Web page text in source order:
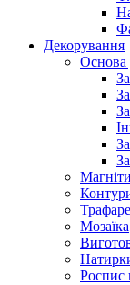
Декорування
Основа
Магніти
Мозаїка
Роспис